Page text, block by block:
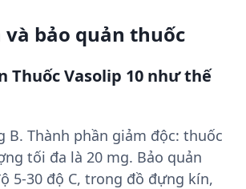
bảo quản thuốc
Thuốc Vasolip 10 như thế
B. Thành phần giảm độc: thuốc
tối đa là 20 mg. Bảo quản
5-30 độ C, trong đồ đựng kín,